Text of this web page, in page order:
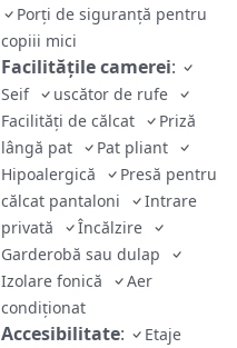
Porți de siguranță pentru
copiii mici
Facilităţile camerei:
Seif
uscător de rufe
Facilităţi de călcat
Priză
lângă pat
Pat pliant
Hipoalergică
Presă pentru
călcat pantaloni
Intrare
privată
Încălzire
Garderobă sau dulap
Izolare fonică
Aer
condiţionat
Accesibilitate:
Etaje